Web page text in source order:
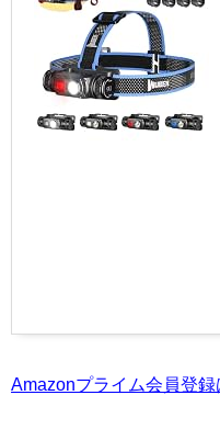
Amazonプライム会員登録